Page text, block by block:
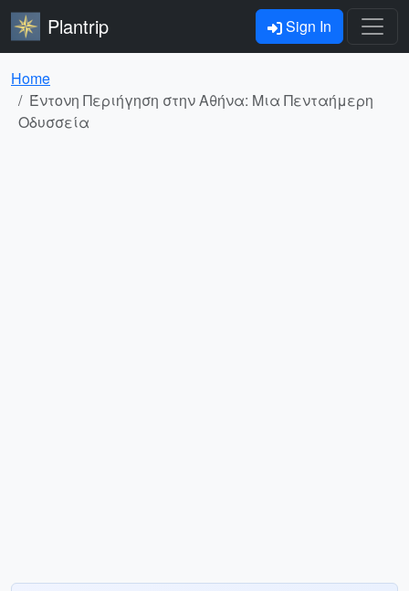
Plantrip Sign In
Home
Έντονη Περιήγηση στην Αθήνα: Μια Πενταήμερη
Οδυσσεία